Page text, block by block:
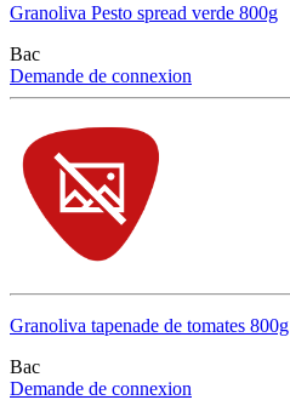
Granoliva Pesto spread verde 800g
Bac
Demande de connexion
Granoliva tapenade de tomates 800g
Bac
Demande de connexion